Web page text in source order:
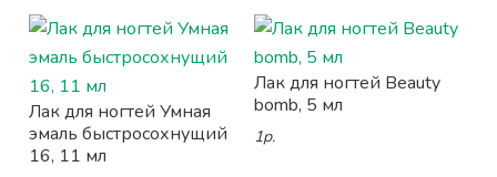
Лак для ногтей Умная
эмаль быстросохнущий
16, 11 мл
Лак для ногтей Beauty
bomb, 5 мл
1р.